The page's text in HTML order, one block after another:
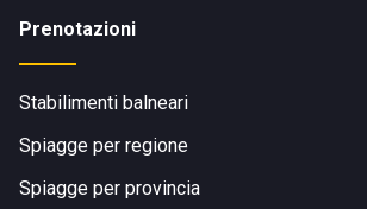
Prenotazioni
Stabilimenti balneari
Spiagge per regione
Spiagge per provincia